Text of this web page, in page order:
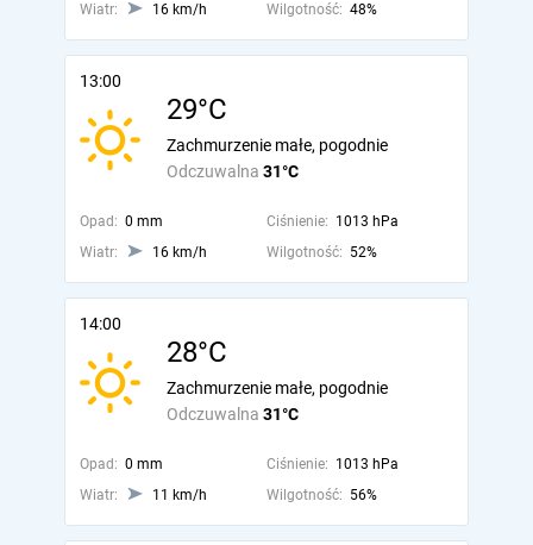
Wiatr:
16 km/h Wilgotność: 48%
13:00
29°C
Odczuwalna 31°C
Zachmurzenie małe, pogodnie
Opad: 0 mm Ciśnienie: 1013 hPa
Wiatr:
16 km/h Wilgotność: 52%
14:00
28°C
Odczuwalna 31°C
Zachmurzenie małe, pogodnie
Opad: 0 mm Ciśnienie: 1013 hPa
Wiatr:
11 km/h Wilgotność: 56%